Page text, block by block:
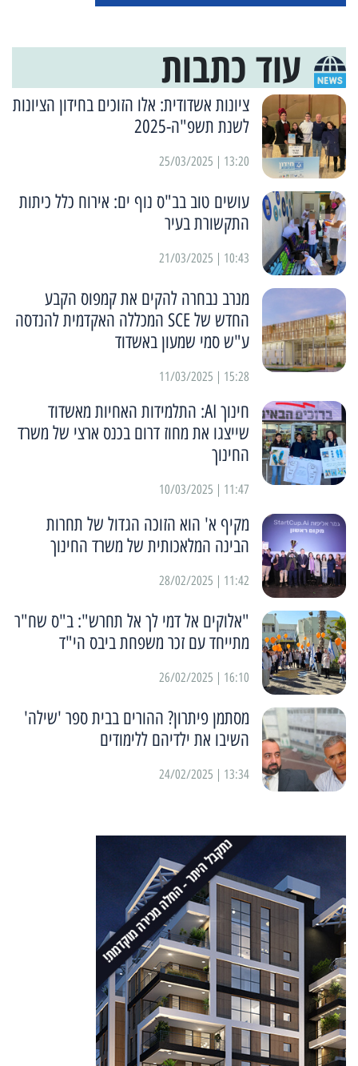
עוד כתבות
ציונות אשדודית: אלו הזוכים בחידון הציונות
לשנת תשפ"ה-2025
13:20 | 25/03/2025
עושים טוב בב"ס נוף ים: אירוח כלל כיתות
התקשורת בעיר
10:43 | 21/03/2025
מנרב נבחרה להקים את קמפוס הקבע
החדש של SCE המכללה האקדמית להנדסה
ע"ש סמי שמעון באשדוד
15:28 | 11/03/2025
חינוך AI: התלמידות האחיות מאשדוד
שייצגו את מחוז דרום בכנס ארצי של משרד
החינוך
11:47 | 10/03/2025
מקיף א' הוא הזוכה הגדול של תחרות
הבינה המלאכותית של משרד החינוך
11:42 | 28/02/2025
"אלוקים אל דמי לך אל תחרש": ב"ס שח"ר
מתייחד עם זכר משפחת ביבס הי"ד
16:10 | 26/02/2025
מסתמן פיתרון? ההורים בבית ספר 'שילה'
השיבו את ילדיהם ללימודים
13:34 | 24/02/2025